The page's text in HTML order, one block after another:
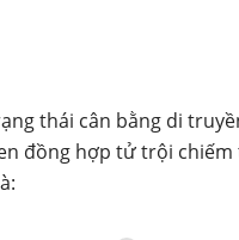
thái cân bằng di
đồng hợp tử trội chiếm